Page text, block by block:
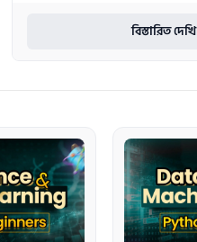
বিস্তারিত দেখি